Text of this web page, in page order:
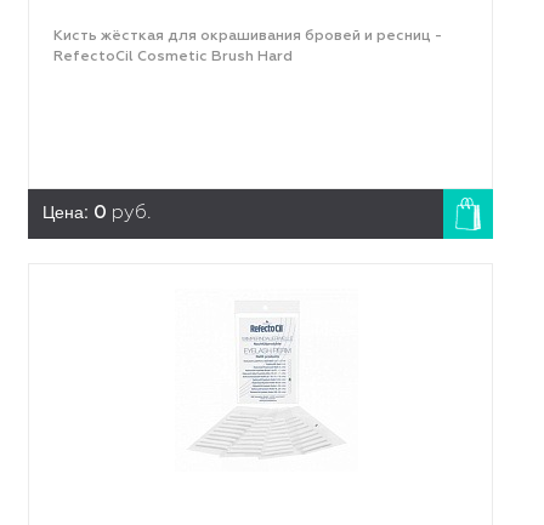
Кисть жёсткая для окрашивания бровей и ресниц -
RefectoCil Cosmetic Brush Hard
Цена: 0 руб.